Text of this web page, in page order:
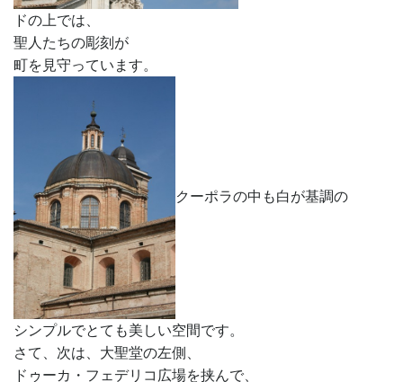
ドの上では、
聖人たちの彫刻が
町を見守っています。
クーポラの中も白が基調の
シンプルでとても美しい空間です。
さて、次は、大聖堂の左側、
ドゥーカ・フェデリコ広場を挟んで、